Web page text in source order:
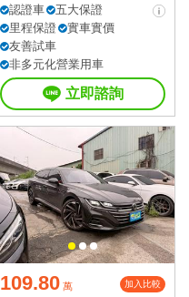
認證車
五大保證
里程保證
實車實價
友善試車
非多元化營業用車
立即諮詢
109.80 萬 加入比較